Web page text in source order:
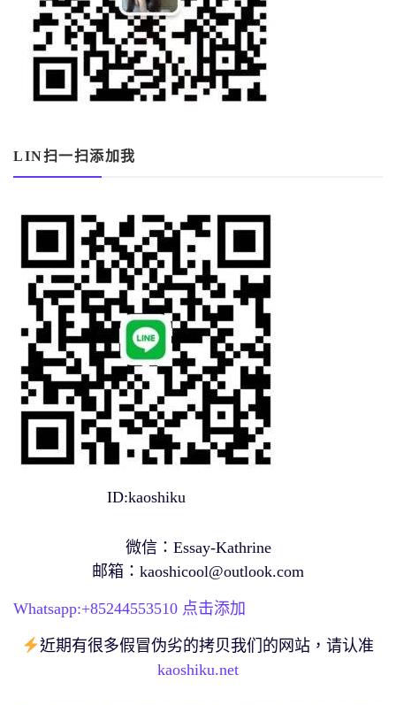
LIN扫一扫添加我
ID:kaoshiku
微信：Essay-Kathrine
邮箱： kaoshicool@outlook.com
Whatsapp:+85244553510 点击添加
近期有很多假冒伪劣的拷贝我们的网站，请认准
kaoshiku.net